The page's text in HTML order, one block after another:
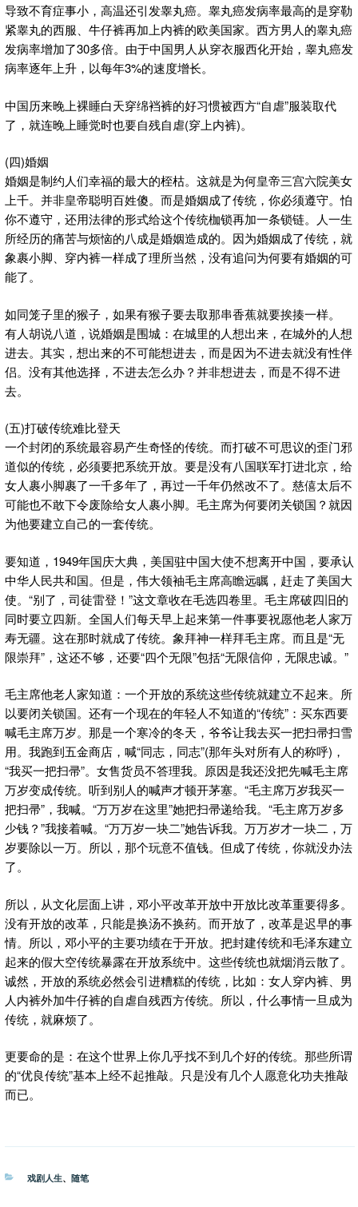
导致不育症事小，高温还引发睾丸癌。睾丸癌发病率最高的是穿勒
紧睾丸的西服、牛仔裤再加上内裤的欧美国家。西方男人的睾丸癌
发病率增加了30多倍。由于中国男人从穿衣服西化开始，睾丸癌发
病率逐年上升，以每年3%的速度增长。
中国历来晚上裸睡白天穿绵裆裤的好习惯被西方“自虐”服装取代
了，就连晚上睡觉时也要自残自虐(穿上内裤)。
(四)婚姻
婚姻是制约人们幸福的最大的桎枯。这就是为何皇帝三宫六院美女
上千。并非皇帝聪明百姓傻。而是婚姻成了传统，你必须遵守。怕
你不遵守，还用法律的形式给这个传统枷锁再加一条锁链。人一生
所经历的痛苦与烦恼的八成是婚姻造成的。因为婚姻成了传统，就
象裹小脚、穿内裤一样成了理所当然，没有追问为何要有婚姻的可
能了。
如同笼子里的猴子，如果有猴子要去取那串香蕉就要挨揍一样。
有人胡说八道，说婚姻是围城：在城里的人想出来，在城外的人想
进去。其实，想出来的不可能想进去，而是因为不进去就没有性伴
侣。没有其他选择，不进去怎么办？并非想进去，而是不得不进
去。
(五)打破传统难比登天
一个封闭的系统最容易产生奇怪的传统。而打破不可思议的歪门邪
道似的传统，必须要把系统开放。要是没有八国联军打进北京，给
女人裹小脚裹了一千多年了，再过一千年仍然改不了。慈僖太后不
可能也不敢下令废除给女人裹小脚。毛主席为何要闭关锁国？就因
为他要建立自己的一套传统。
要知道，1949年国庆大典，美国驻中国大使不想离开中国，要承认
中华人民共和国。但是，伟大领袖毛主席高瞻远瞩，赶走了美国大
使。“别了，司徒雷登！”这文章收在毛选四卷里。毛主席破四旧的
同时要立四新。全国人们每天早上起来第一件事要祝愿他老人家万
寿无疆。这在那时就成了传统。象拜神一样拜毛主席。而且是“无
限崇拜”，这还不够，还要“四个无限”包括“无限信仰，无限忠诚。”
毛主席他老人家知道：一个开放的系统这些传统就建立不起来。所
以要闭关锁国。还有一个现在的年轻人不知道的“传统”：买东西要
喊毛主席万岁。那是一个寒冷的冬天，爷爷让我去买一把扫帚扫雪
用。我跑到五金商店，喊“同志，同志”(那年头对所有人的称呼)，
“我买一把扫帚”。女售货员不答理我。原因是我还没把先喊毛主席
万岁变成传统。听到别人的喊声才顿开茅塞。“毛主席万岁我买一
把扫帚”，我喊。“万万岁在这里”她把扫帚递给我。“毛主席万岁多
少钱？”我接着喊。“万万岁一块二”她告诉我。万万岁才一块二，万
岁要除以一万。所以，那个玩意不值钱。但成了传统，你就没办法
了。
所以，从文化层面上讲，邓小平改革开放中开放比改革重要得多。
没有开放的改革，只能是换汤不换药。而开放了，改革是迟早的事
情。所以，邓小平的主要功绩在于开放。把封建传统和毛泽东建立
起来的假大空传统暴露在开放系统中。这些传统也就烟消云散了。
诚然，开放的系统必然会引进糟糕的传统，比如：女人穿内裤、男
人内裤外加牛仔裤的自虐自残西方传统。所以，什么事情一旦成为
传统，就麻烦了。
更要命的是：在这个世界上你几乎找不到几个好的传统。那些所谓
的“优良传统”基本上经不起推敲。只是没有几个人愿意化功夫推敲
而已。
分
戏剧人生、 随笔